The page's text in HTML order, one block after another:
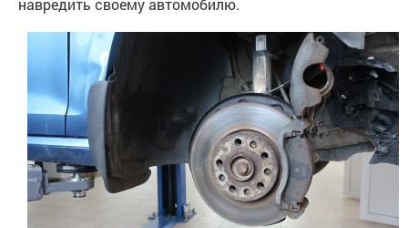
навредить своему автомобилю.